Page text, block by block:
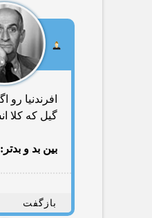
افرندنیا
گیل که کلا
بین بد و بدتر:
بازگفت